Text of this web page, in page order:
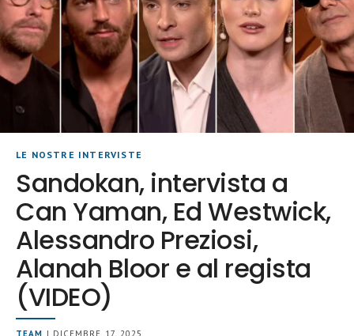
LE NOSTRE INTERVISTE
Sandokan, intervista a
Can Yaman, Ed Westwick,
Alessandro Preziosi,
Alanah Bloor e al regista
(VIDEO)